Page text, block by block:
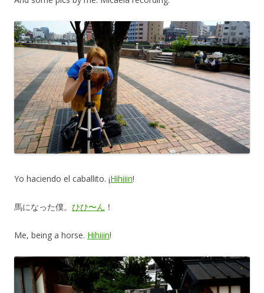
Yo haciendo el caballito. ¡Hihiiin!
馬になった僕。 ひひ〜ん ！
Me, being a horse. Hihiiin!